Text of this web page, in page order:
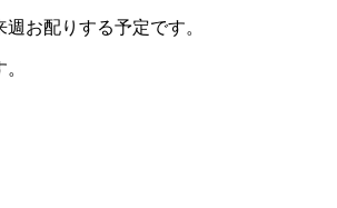
お配りする予定です。